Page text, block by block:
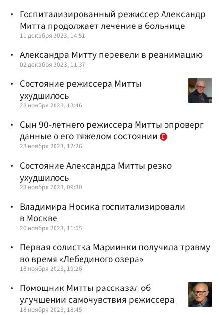
Госпитализированный режиссер Александр
Митта продолжает лечение в больнице
11 декабря 2023, 14:51
Александра Митту перевели в реанимацию
02 декабря 2023, 11:37
Состояние режиссера Митты
ухудшилось
28 ноября 2023, 13:46
Сын 90-летнего режиссера Митты опроверг
данные о его тяжелом состоянии
23 ноября 2023, 12:26
Состояние Александра Митты резко
ухудшилось
23 ноября 2023, 09:30
Владимира Носика госпитализировали
в Москве
20 ноября 2023, 11:55
Первая солистка Мариинки получила травму
во время «Лебединого озера»
18 ноября 2023, 19:26
Помощник Митты рассказал об
улучшении самочувствия режиссера
18 ноября 2023, 18:45